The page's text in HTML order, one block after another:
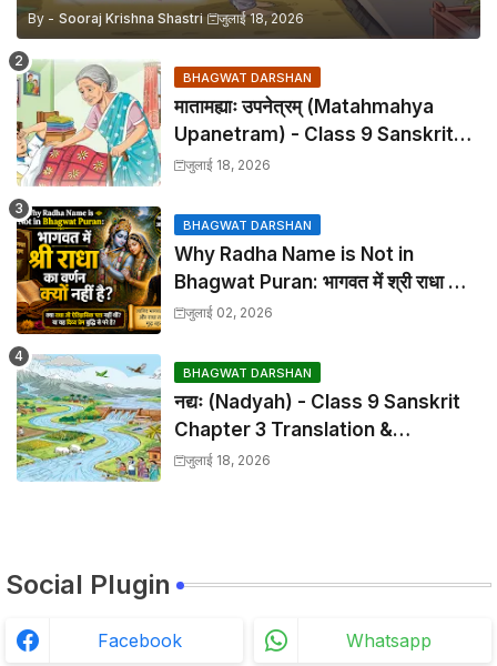
By - Sooraj Krishna Shastri जुलाई 18, 2026
BHAGWAT DARSHAN
मातामह्याः उपनेत्रम् (Matahmahya
Upanetram) - Class 9 Sanskrit
Chapter 2 Translation &
जुलाई 18, 2026
BHAGWAT DARSHAN
Why Radha Name is Not in
Bhagwat Puran: भागवत में श्री राधा का
वर्णन क्यों नहीं है?
जुलाई 02, 2026
BHAGWAT DARSHAN
नद्यः (Nadyah) - Class 9 Sanskrit
Chapter 3 Translation &
Solutions
जुलाई 18, 2026
Social Plugin
Facebook Whatsapp